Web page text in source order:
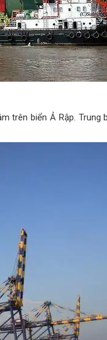
biển Ả Rập. Trung